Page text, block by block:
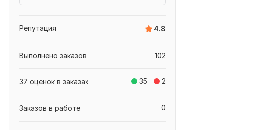
4.8
Репутация
102
Выполнено заказов
35 2
37 оценок в заказах
0
Заказов в работе